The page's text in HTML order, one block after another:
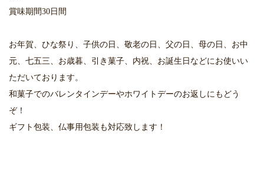
賞味期間30日間
お年賀、ひな祭り、子供の日、敬老の日、父の日、母の日、お中
元、七五三、お歳暮、引き菓子、内祝、お誕生日などにお使いい
ただいております。
和菓子でのバレンタインデーやホワイトデーのお返しにもどう
ぞ！
ギフト包装、仏事用包装も対応致します！